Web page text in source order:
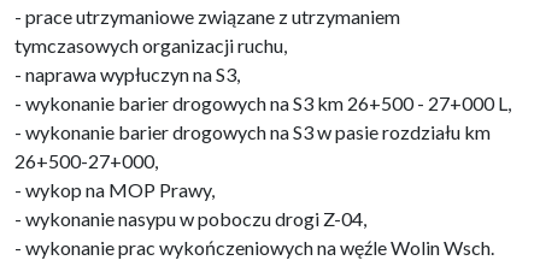
- prace utrzymaniowe związane z utrzymaniem
tymczasowych organizacji ruchu,
- naprawa wypłuczyn na S3,
- wykonanie barier drogowych na S3 km 26+500 - 27+000 L,
- wykonanie barier drogowych na S3 w pasie rozdziału km
26+500-27+000,
- wykop na MOP Prawy,
- wykonanie nasypu w poboczu drogi Z-04,
- wykonanie prac wykończeniowych na węźle Wolin Wsch.